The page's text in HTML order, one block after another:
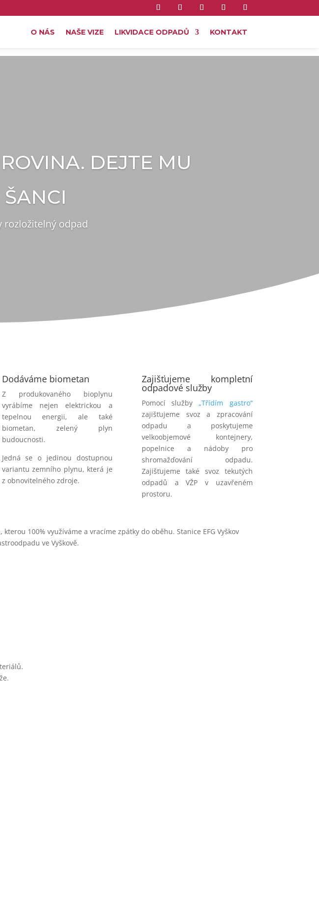
O NÁS NAŠE VIZE LIKVIDACE ODPADŮ KONTAKT
DEJTE MU
rozložitelný odpad
Dodáváme biometan
Z produkovaného bioplynu
vyrábíme nejen elektrickou a
tepelnou energii, ale také
biometan, zelený plyn
budoucnosti.
Jedná se o jedinou dostupnou
variantu zemního plynu, která je
z obnovitelného zdroje.
Zajišťujeme kompletní
odpadové služby
Pomocí služby
„Třídím gastro“
zajišťujeme svoz a zpracování
odpadu a poskytujeme
velkoobjemové kontejnery,
popelnice a nádoby pro
shromažďování odpadu.
Zajišťujeme také svoz tekutých
odpadů a VŽP v uzavřeném
prostoru.
100% využíváme a vracíme zpátky do oběhu. Stanice EFG Vyškov
ve Vyškově.